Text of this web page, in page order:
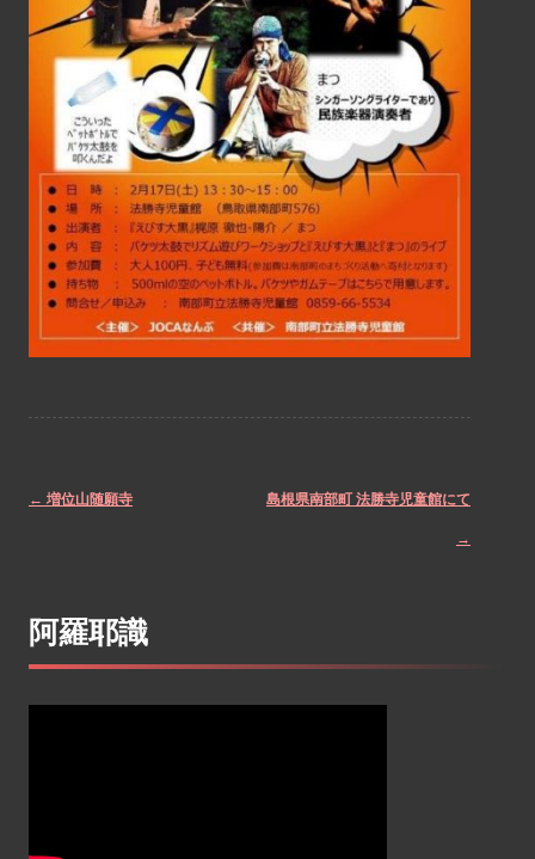
← 増位山随願寺 島根県南部町 法勝寺児童館にて
→
阿羅耶識